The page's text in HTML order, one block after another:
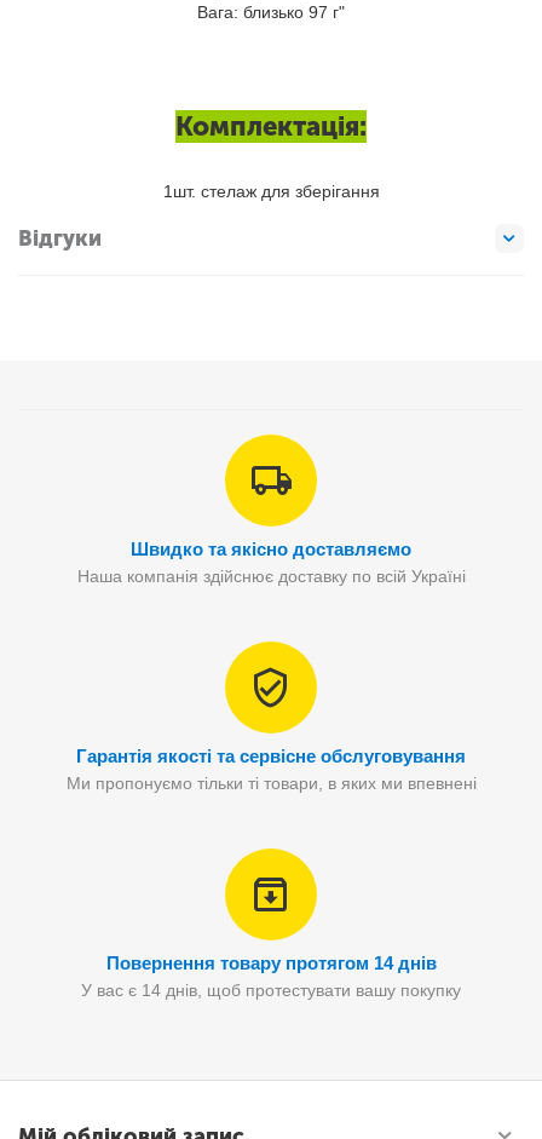
Вага: близько 97 г"
Комплектація:
1шт. стелаж для зберігання
Відгуки
Швидко та якісно доставляємо
Наша компанія здійснює доставку по всій Україні
Гарантія якості та сервісне обслуговування
Ми пропонуємо тільки ті товари, в яких ми впевнені
Повернення товару протягом 14 днів
У вас є 14 днів, щоб протестувати вашу покупку